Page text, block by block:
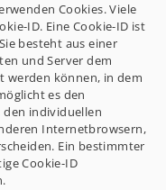
Cookies. Viele
ID. Eine Cookie-ID ist
besteht aus einer
und Server dem
können, in dem
es den
individuellen
Internetbrowsern,
Ein bestimmter
Cookie-ID